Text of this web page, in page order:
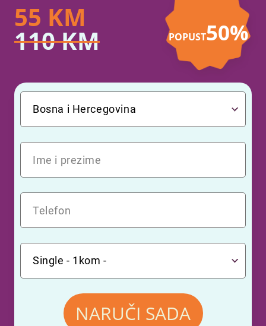
POPUST50%
55 KM
110KM
NARUČI SADA